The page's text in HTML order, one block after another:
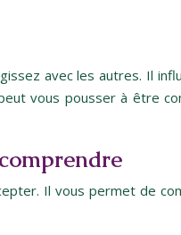
avec les autres. Il
vous pousser à être
Il vous permet de